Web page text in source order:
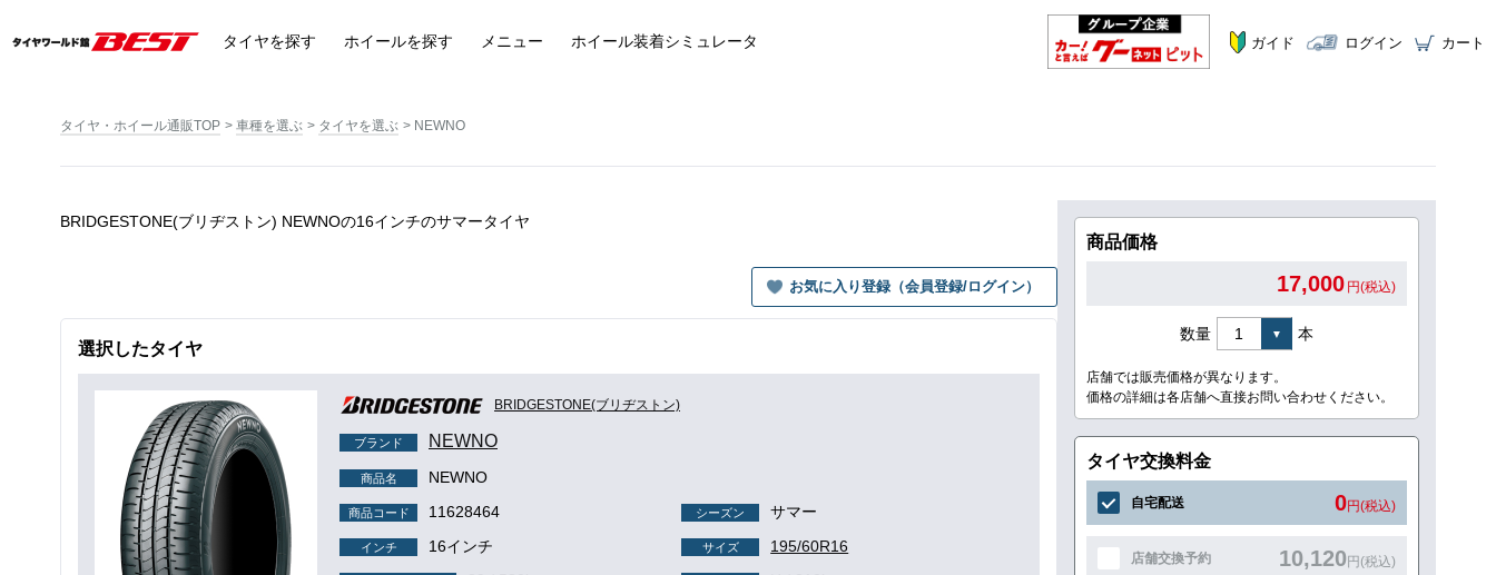
タイヤを探す ホイールを探す メニュー ホイール装着シミュレータ ガイド ログイン カート
タイヤ・ホイール通販TOP 車種を選ぶ タイヤを選ぶ NEWNO
BRIDGESTONE(ブリヂストン) NEWNOの16インチのサマータイヤ
お気に入り登録（会員登録/ログイン）
選択したタイヤ
BRIDGESTONE(ブリヂストン)
ブランド NEWNO
商品名 NEWNO
商品コード 11628464 シーズン サマー
インチ 16インチ サイズ 195/60R16
商品価格
17,000 円(税込)
数量 本
店舗では販売価格が異なります。
価格の詳細は各店舗へ直接お問い合わせください。
タイヤ交換料金
自宅配送 0円(税込)
店舗交換予約 10,120円(税込)